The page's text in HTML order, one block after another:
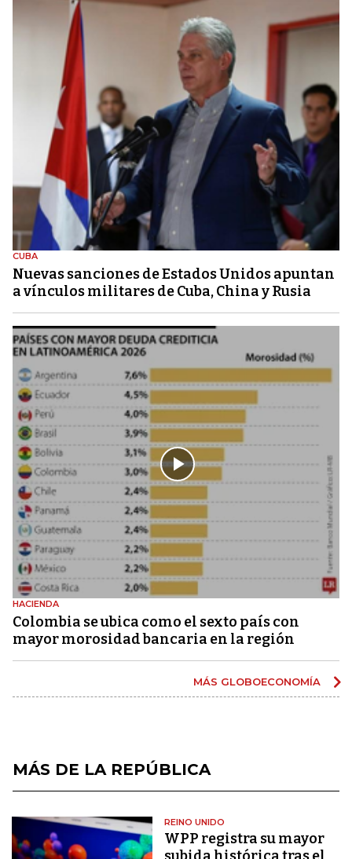
CUBA
Nuevas sanciones de Estados Unidos apuntan
a vínculos militares de Cuba, China y Rusia
HACIENDA
Colombia se ubica como el sexto país con
mayor morosidad bancaria en la región
MÁS GLOBOECONOMÍA
MÁS DE LA REPÚBLICA
REINO UNIDO
WPP registra su mayor